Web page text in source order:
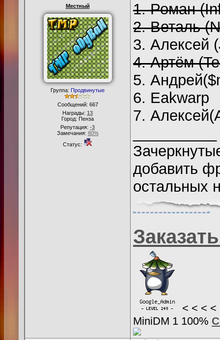
Местный
Группа: Продвинутые
Сообщений: 667
Награды: 13
Город: Пенза
Репутация: -3
Замечания: 80%
Статус:
1. Роман
2. Веталь
3. Алексей
4. Артём
5.
6. Eakwarp
7.
добавить
остальных
< < <
MiniDM 1 100%